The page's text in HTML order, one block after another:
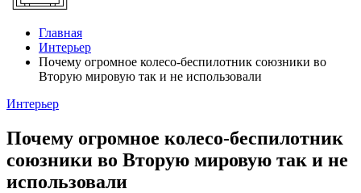
Главная
Интерьер
Почему огромное колесо-беспилотник союзники во
Вторую мировую так и не использовали
Интерьер
Почему огромное колесо-беспилотник
союзники во Вторую мировую так и не
использовали